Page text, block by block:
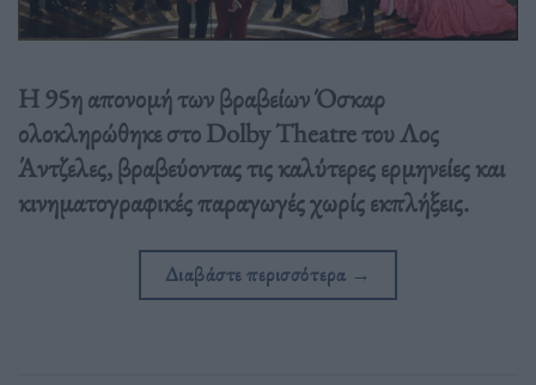
Η 95η απονομή των βραβείων Όσκαρ
ολοκληρώθηκε στο Dolby Theatre του Λος
Άντζελες, βραβεύοντας τις καλύτερες ερμηνείες και
κινηματογραφικές παραγωγές χωρίς εκπλήξεις.
Διαβάστε περισσότερα →